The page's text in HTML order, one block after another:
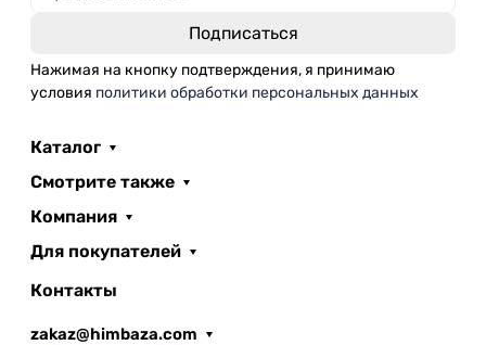
Нажимая на кнопку подтверждения, я принимаю
условия политики обработки персональных данных
Каталог
Смотрите также
Компания
Для покупателей
Контакты
zakaz@himbaza.com